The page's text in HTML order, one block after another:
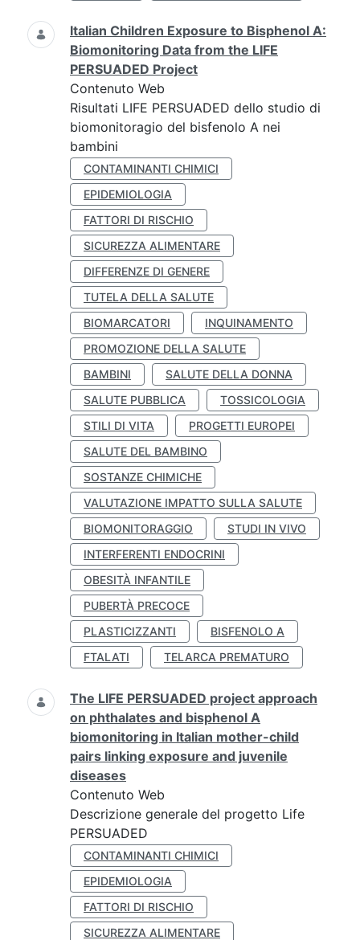
Italian Children Exposure to Bisphenol A:
Biomonitoring Data from the LIFE
PERSUADED Project
Contenuto Web
Risultati LIFE PERSUADED dello studio di
biomonitoragio del bisfenolo A nei
bambini
CONTAMINANTI CHIMICI
EPIDEMIOLOGIA
FATTORI DI RISCHIO
SICUREZZA ALIMENTARE
DIFFERENZE DI GENERE
TUTELA DELLA SALUTE
BIOMARCATORI
INQUINAMENTO
PROMOZIONE DELLA SALUTE
BAMBINI
SALUTE DELLA DONNA
SALUTE PUBBLICA
TOSSICOLOGIA
STILI DI VITA
PROGETTI EUROPEI
SALUTE DEL BAMBINO
SOSTANZE CHIMICHE
VALUTAZIONE IMPATTO SULLA SALUTE
BIOMONITORAGGIO
STUDI IN VIVO
INTERFERENTI ENDOCRINI
OBESITÀ INFANTILE
PUBERTÀ PRECOCE
PLASTICIZZANTI
BISFENOLO A
FTALATI
TELARCA PREMATURO
The LIFE PERSUADED project approach
on phthalates and bisphenol A
biomonitoring in Italian mother-child
pairs linking exposure and juvenile
diseases
Contenuto Web
Descrizione generale del progetto Life
PERSUADED
CONTAMINANTI CHIMICI
EPIDEMIOLOGIA
FATTORI DI RISCHIO
SICUREZZA ALIMENTARE